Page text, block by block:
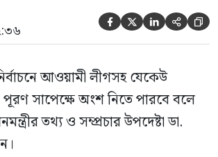
    
আওয়ামী লীগসহ যেকেউ
পূরণ সাপেক্ষে অংশ নিতে পারবে বলে
তথ্য ও সম্প্রচার উপদেষ্টা ডা.